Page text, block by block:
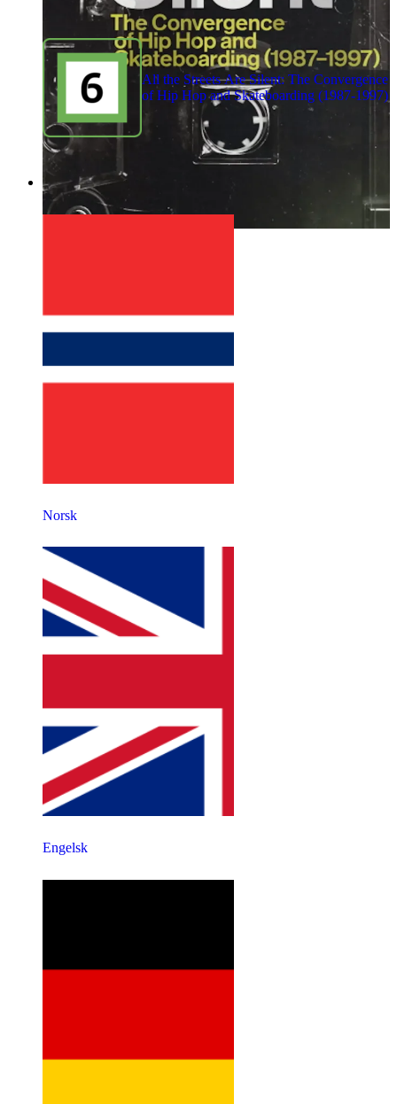
All the Streets Are Silent: The Convergence
of Hip Hop and Skateboarding (1987-1997)
1
Norsk
Engelsk